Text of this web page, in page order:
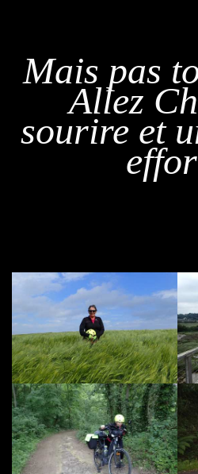
Mais pas
Allez
sourire et